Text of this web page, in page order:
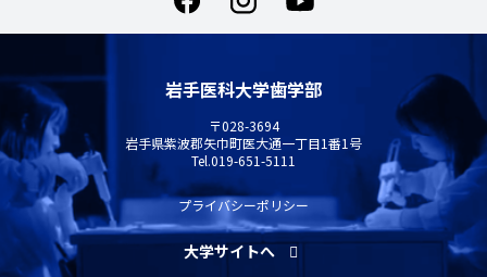
岩手医科大学歯学部
〒028-3694
岩手県紫波郡矢巾町医大通一丁目1番1号
Tel.019-651-5111
プライバシーポリシー
大学サイトへ